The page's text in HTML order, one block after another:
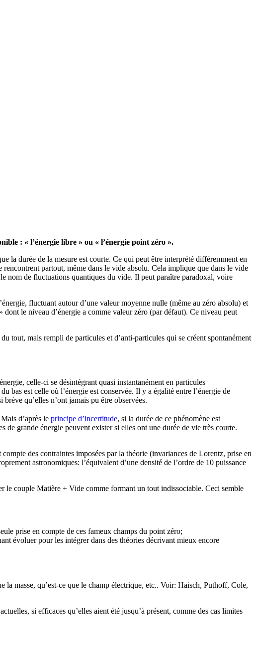
: « l’énergie libre » ou « l’énergie point zéro ».
la durée de la mesure est courte. Ce qui peut être interprété différemment en
partout, même dans le vide absolu. Cela implique que dans le vide
nom de fluctuations quantiques du vide. Il peut paraître paradoxal, voire
fluctuant autour d’une valeur moyenne nulle (même au zéro absolu) et
le niveau d’énergie a comme valeur zéro (par défaut). Ce niveau peut
tout, mais rempli de particules et d’anti-particules qui se créent spontanément
celle-ci se désintégrant quasi instantanément en particules
bas est celle où l’énergie est conservée. Il y a égalité entre l’énergie de
qu’elles n’ont jamais pu être observées.
d’après le principe d’incertitude, si la durée de ce phénomène est
de grande énergie peuvent exister si elles ont une durée de vie très courte.
des contraintes imposées par la théorie (invariances de Lorentz, prise en
astronomiques: l’équivalent d’une densité de l’ordre de 10 puissance
le couple Matière + Vide comme formant un tout indissociable. Ceci semble
prise en compte de ces fameux champs du point zéro;
évoluer pour les intégrer dans des théories décrivant mieux encore
la masse, qu’est-ce que le champ électrique, etc.. Voir: Haisch, Puthoff, Cole,
si efficaces qu’elles aient été jusqu’à présent, comme des cas limites